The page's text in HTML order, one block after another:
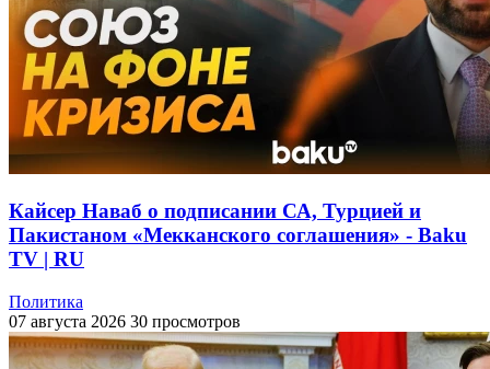
Кайсер Наваб о подписании СА, Турцией и
Пакистаном «Мекканского соглашения» - Baku
TV | RU
Политика
07 августа 2026 30 просмотров